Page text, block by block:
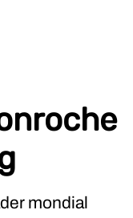
mondial